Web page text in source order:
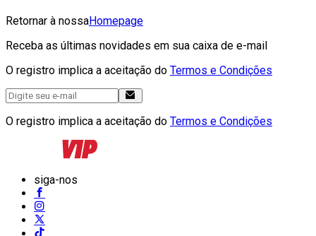
Retornar à nossaHomepage
Receba as últimas novidades em sua caixa de e-mail
O registro implica a aceitação do Termos e Condições
O registro implica a aceitação do Termos e Condições
siga-nos